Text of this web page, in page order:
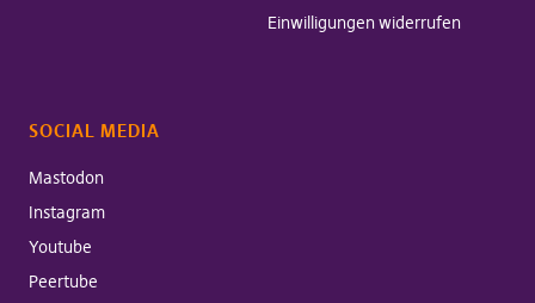
Einwilligungen widerrufen
SOCIAL MEDIA
Mastodon
Instagram
Youtube
Peertube